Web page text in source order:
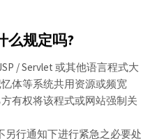
么规定吗?
/ Servlet 或其他语言程式大
体等系统共用资源或频宽
有权将该程式或网站强制关
另行通知下进行紧急之必要处